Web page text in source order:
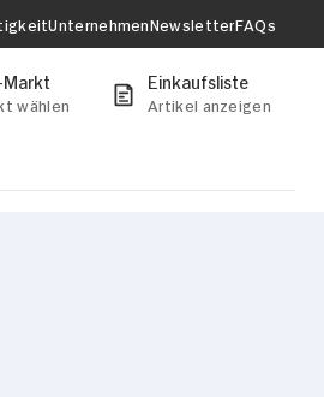
UnternehmenNewsletterFAQs
Markt
wählen
Einkaufsliste
Artikel anzeigen